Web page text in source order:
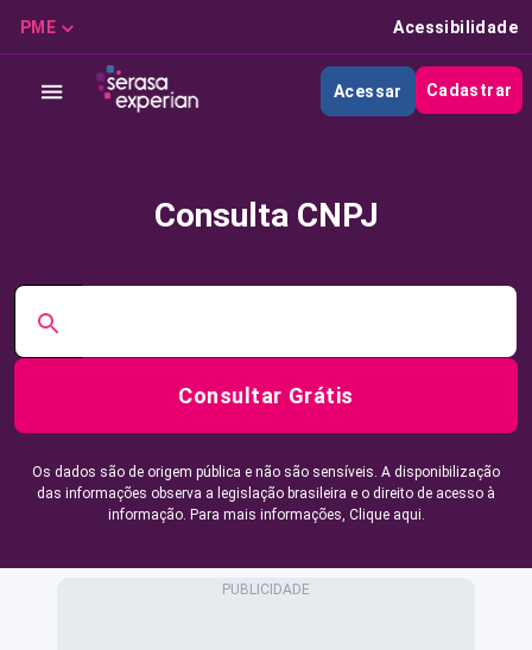
PME Acessibilidade
Acessar Cadastrar
Consulta CNPJ
Consultar Grátis
Os dados são de origem pública e não são sensíveis. A disponibilização
das informações observa a legislação brasileira e o direito de acesso à
informação. Para mais informações, Clique aqui.